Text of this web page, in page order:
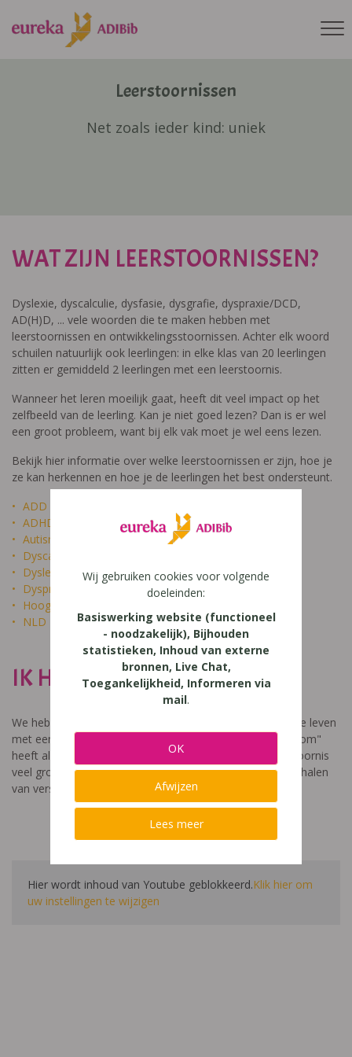
Leerstoornissen
Net zoals ieder kind: uniek
WAT ZIJN LEERSTOORNISSEN?
Dyslexie, dyscalculie, dysfasie, dysgrafie, dyspraxie/DCD,
AD(H)D, ... vele woorden die te maken hebben met
leerstoornissen en ontwikkelingsstoornissen. Achter elk woord
schuilen natuurlijk ook leerlingen: in elke klas van 20 leerlingen
zitten er gemiddeld 2 leerlingen met een leerstoornis.
Wanneer het leren moeilijk gaat, heeft dit veel impact op het
zelfbeeld van de leerling. Kan je niet goed lezen? Dan is er wel
een groot probleem, want bij elk vak moet je wel eens lezen.
Bekijk hier informatie over welke leerstoornissen er zijn, hoe je
ze kan herkennen en hoe je de leerlingen het best ondersteunt.
ADD
ADHD
Autisme
Dyscalculie
Dyslexie
Dyspraxie
Hoogbegaafdheid
NLD
IK HEET NIET DOM
We hebben een video gemaakt die toont hoe het is om te leven
met een leerstoornis. De film met als titel: "Ik heet niet dom"
heeft als doel aan te tonen dat de impact van een leerstoornis
veel groter is dan enkel wat je ziet in de klas. Je hoort verhalen
van verschillende leerlingen en ouders.
Hier wordt inhoud van Youtube geblokkeerd.Klik hier om
uw instellingen te wijzigen
Wij gebruiken cookies voor volgende
doeleinden:
Basiswerking website (functioneel
- noodzakelijk), Bijhouden
statistieken, Inhoud van externe
bronnen, Live Chat,
Toegankelijkheid, Informeren via
mail.
OK
Afwijzen
Lees meer